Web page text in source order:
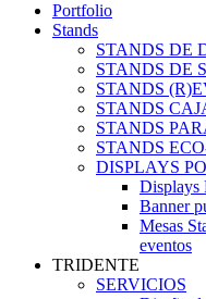
Portfolio
Stands
STANDS DE
STANDS DE
STANDS
STANDS
STANDS
STANDS
DISPLAYS
Displays
Banner
Mesas
eventos
TRIDENTE
SERVICIOS